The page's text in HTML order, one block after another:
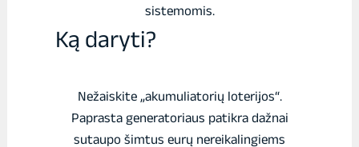
sistemomis.
Ką daryti?
Nežaiskite „akumuliatorių loterijos“.
Paprasta generatoriaus patikra dažnai
sutaupo šimtus eurų nereikalingiems